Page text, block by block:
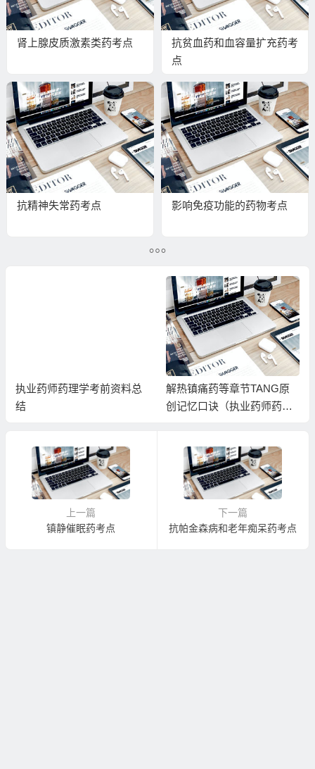
肾上腺皮质激素类药考点
抗贫血药和血容量扩充药考
点
抗精神失常药考点 影响免疫功能的药物考点
执业药师药理学考前资料总
结
解热镇痛药等章节TANG原
创记忆口诀（执业药师药理
上一篇
镇静催眠药考点
下一篇
抗帕金森病和老年痴呆药考点